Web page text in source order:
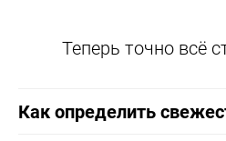
Теперь точно всё
Как определить